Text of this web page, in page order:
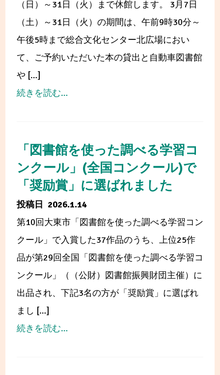
イ
ブ
「ADEAC」
書
状』
を
追
加
し
ま
し
た
（日）～31日（火）まで休館します。 3月7日
（土）～31日（火）の期間は、午前9時30分～
午後5時まで総合文化センター北広場におい
て、ご予約いただいた本の貸出と自動車図書館
や […]
続きを読む…from
図
館
月
1
日
か
ら
「図書館を使った調べる学習コ
ンクール」(全国コンクール)で
「奨励賞」に選ばれました
2026.1.14
第10回大東市「図書館を使った調べる学習コン
クール」で入賞した37作品のうち、上位25作
品が第29回全国「図書館を使った調べる学習コ
ンクール」（（公財）図書館振興財団主催）に
出品され、下記3名の方が「奨励賞」に選ばれ
まし […]
続きを読む…from